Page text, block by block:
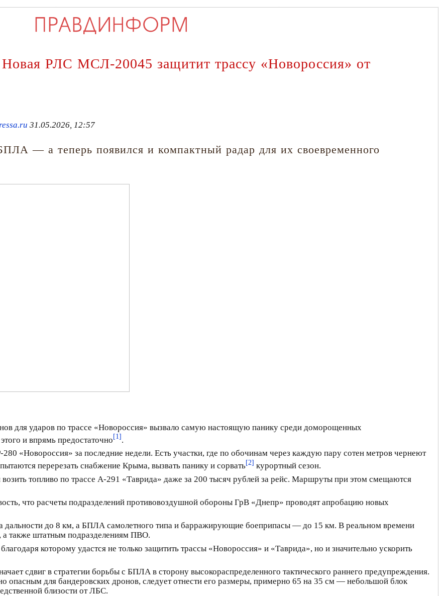
РЛС МСЛ-20045 защитит трассу «Новороссия» от
31.05.2026, 12:57
— а теперь появился и компактный радар для их своевременного
для ударов по трассе «Новороссия» вызвало самую настоящую панику среди доморощенных
и впрямь предостаточно[1].
«Новороссия» за последние недели. Есть участки, где по обочинам через каждую пару сотен метров чернеют
перерезать снабжение Крыма, вызвать панику и сорвать[2] курортный сезон.
топливо по трассе А-291 «Таврида» даже за 200 тысяч рублей за рейс. Маршруты при этом смещаются
что расчеты подразделений противовоздушной обороны ГрВ «Днепр» проводят апробацию новых
дальности до 8 км, а БПЛА самолетного типа и барражирующие боеприпасы — до 15 км. В реальном времени
а также штатным подразделениям ПВО.
которому удастся не только защитить трассы «Новороссия» и «Таврида», но и значительно ускорить
сдвиг в стратегии борьбы с БПЛА в сторону высокораспределенного тактического раннего предупреждения.
опасным для бандеровских дронов, следует отнести его размеры, примерно 65 на 35 см — небольшой блок
близости от ЛБС.